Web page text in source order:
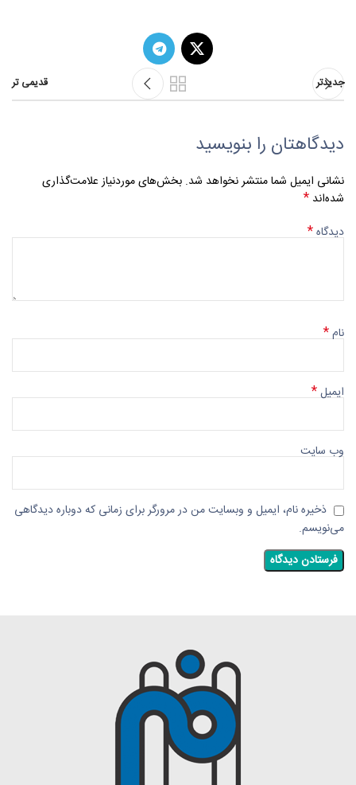
جدیدتر قدیمی تر
دیدگاهتان را بنویسید
نشانی ایمیل شما منتشر نخواهد شد. بخش‌های موردنیاز علامت‌گذاری
شده‌اند *
دیدگاه*
نام*
ایمیل*
وب‌ سایت
ذخیره نام، ایمیل و وبسایت من در مرورگر برای زمانی که دوباره دیدگاهی
می‌نویسم.